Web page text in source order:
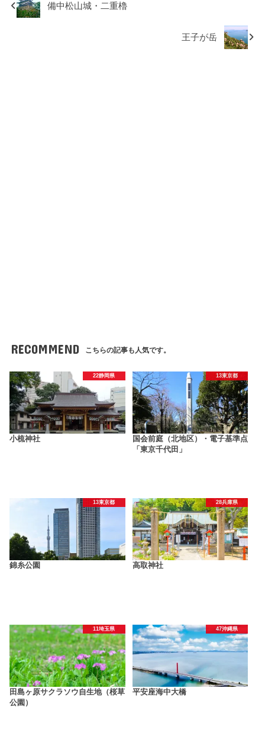
備中松山城・二重櫓
王子が岳
RECOMMEND こちらの記事も人気です。
22静岡県
小梳神社
13東京都
国会前庭（北地区）・電子基準点
「東京千代田」
13東京都
錦糸公園
28兵庫県
高取神社
11埼玉県
田島ヶ原サクラソウ自生地（桜草
公園）
47沖縄県
平安座海中大橋